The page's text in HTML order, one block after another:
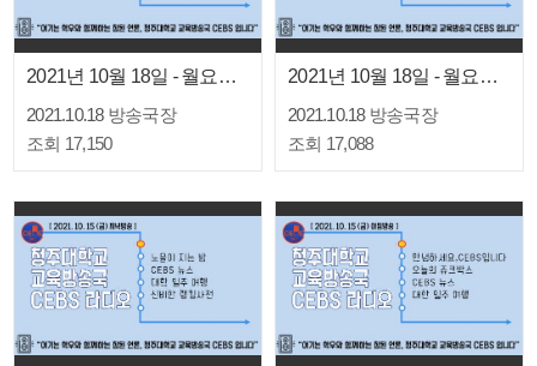
2021년 10월 18일 - 월요일 저녁방송
2021.10.18 방송국장
조회 17,150
2021년 10월 18일 - 월요일 아침방송
2021.10.18 방송국장
조회 17,088